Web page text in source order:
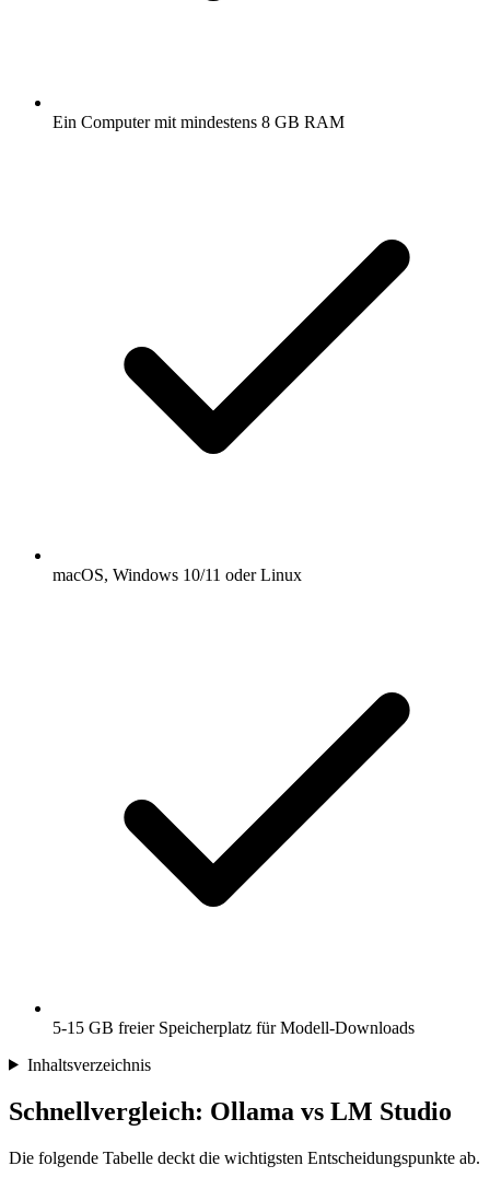
Ein Computer mit mindestens 8 GB RAM
macOS, Windows 10/11 oder Linux
5-15 GB freier Speicherplatz für Modell-Downloads
Inhaltsverzeichnis
Schnellvergleich: Ollama vs LM Studio
Die folgende Tabelle deckt die wichtigsten Entscheidungspunkte ab.